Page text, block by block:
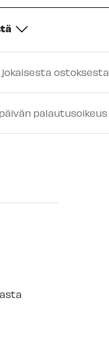
loppu
loppu
ostoksesta
palautusoikeus